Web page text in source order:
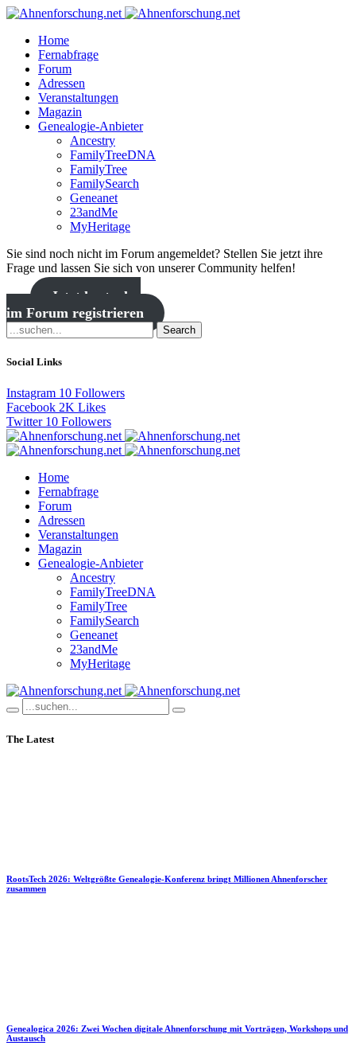
Home
Fernabfrage
Forum
Adressen
Veranstaltungen
Magazin
Genealogie-Anbieter
Ancestry
FamilyTreeDNA
FamilyTree
FamilySearch
Geneanet
23andMe
MyHeritage
Sie sind noch nicht im Forum angemeldet? Stellen Sie jetzt ihre
Frage und lassen Sie sich von unserer Community helfen!
Jetzt kostenlos
im Forum registrieren
Search
Social Links
Instagram 10 Followers
Facebook 2K Likes
Twitter 10 Followers
Home
Fernabfrage
Forum
Adressen
Veranstaltungen
Magazin
Genealogie-Anbieter
Ancestry
FamilyTreeDNA
FamilyTree
FamilySearch
Geneanet
23andMe
MyHeritage
The Latest
RootsTech 2026: Weltgrößte Genealogie-Konferenz bringt Millionen Ahnenforscher
zusammen
Genealogica 2026: Zwei Wochen digitale Ahnenforschung mit Vorträgen, Workshops und
Austausch